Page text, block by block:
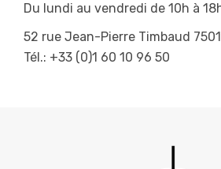
Du lundi au vendredi de 10h à
52 rue Jean-Pierre Timbaud
Tél.: +33 (0)1 60 10 96 50